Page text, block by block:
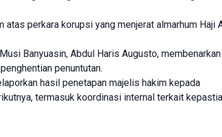
perkara korupsi yang menjerat almarhum Haji
Banyuasin, Abdul Haris Augusto, membenarkan
penuntutan.
hasil penetapan majelis hakim kepada
termasuk koordinasi internal terkait